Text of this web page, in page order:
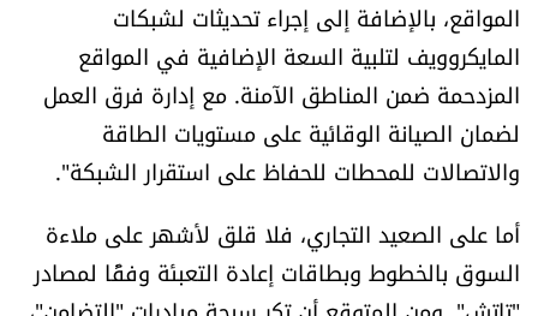
المواقع، بالإضافة إلى إجراء تحديثات لشبكات
المايكروويف لتلبية السعة الإضافية في المواقع
المزدحمة ضمن المناطق الآمنة. مع إدارة فرق العمل
لضمان الصيانة الوقائية على مستويات الطاقة
والاتصالات للمحطات للحفاظ على استقرار الشبكة".
أما على الصعيد التجاري، فلا قلق لأشهر على ملاءة
السوق بالخطوط وبطاقات إعادة التعبئة وفقًا لمصادر